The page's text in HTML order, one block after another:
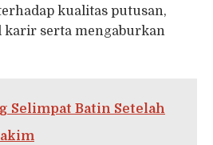
kualitas putusan,
serta mengaburkan
Selimpat Batin Setelah